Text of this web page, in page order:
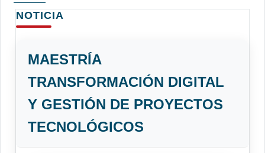
NOTICIA
MAESTRÍA
TRANSFORMACIÓN DIGITAL
Y GESTIÓN DE PROYECTOS
TECNOLÓGICOS